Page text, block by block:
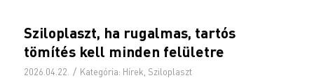
Sziloplaszt, ha rugalmas, tartós
tömítés kell minden felületre
2026.04.22. / Kategória: Hírek Sziloplaszt